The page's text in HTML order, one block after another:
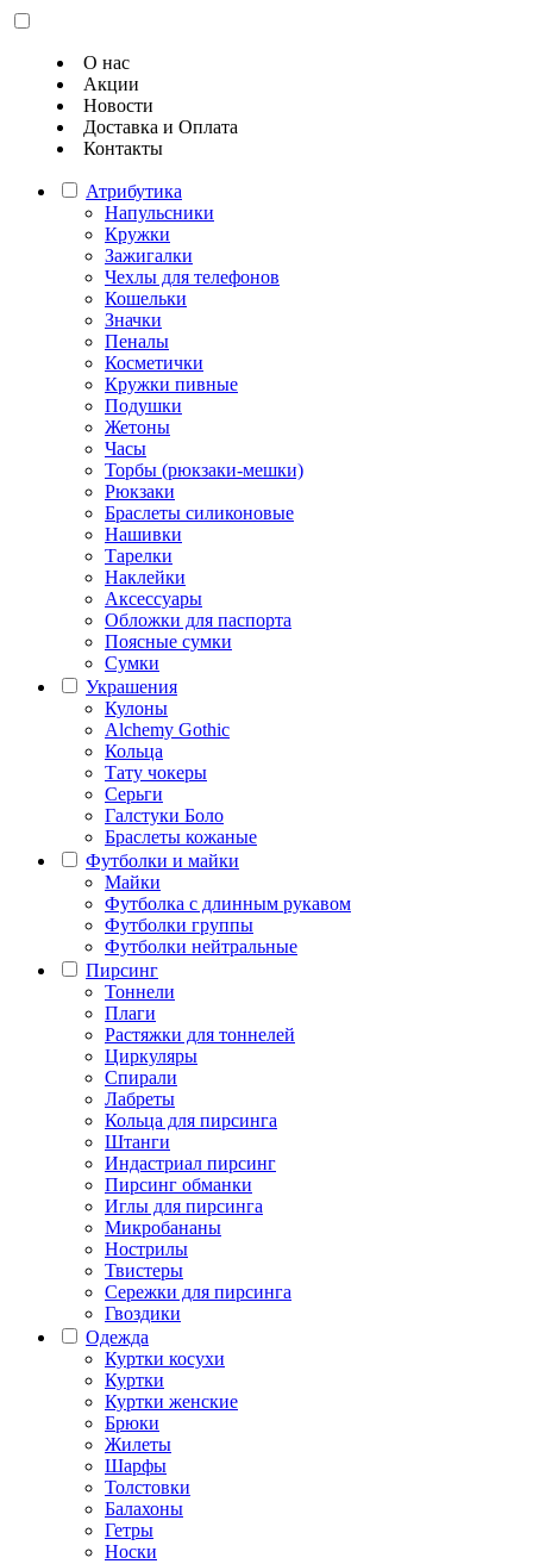
О нас
Акции
Новости
Доставка и Оплата
Контакты
Атрибутика
Напульсники
Кружки
Зажигалки
Чехлы для телефонов
Кошельки
Значки
Пеналы
Косметички
Кружки пивные
Подушки
Жетоны
Часы
Торбы (рюкзаки-мешки)
Рюкзаки
Браслеты силиконовые
Нашивки
Тарелки
Наклейки
Аксессуары
Обложки для паспорта
Поясные сумки
Сумки
Украшения
Кулоны
Alchemy Gothic
Кольца
Тату чокеры
Серьги
Галстуки Боло
Браслеты кожаные
Футболки и майки
Майки
Футболка с длинным рукавом
Футболки группы
Футболки нейтральные
Пирсинг
Тоннели
Плаги
Растяжки для тоннелей
Циркуляры
Спирали
Лабреты
Кольца для пирсинга
Штанги
Индастриал пирсинг
Пирсинг обманки
Иглы для пирсинга
Микробананы
Нострилы
Твистеры
Сережки для пирсинга
Гвоздики
Одежда
Куртки косухи
Куртки
Куртки женские
Брюки
Жилеты
Шарфы
Толстовки
Балахоны
Гетры
Носки